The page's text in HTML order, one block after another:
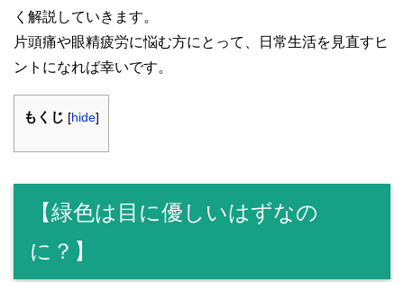
く解説していきます。
片頭痛や眼精疲労に悩む方にとって、日常生活を見直すヒ
ントになれば幸いです。
もくじ [hide]
【緑色は目に優しいはずなの
に？】